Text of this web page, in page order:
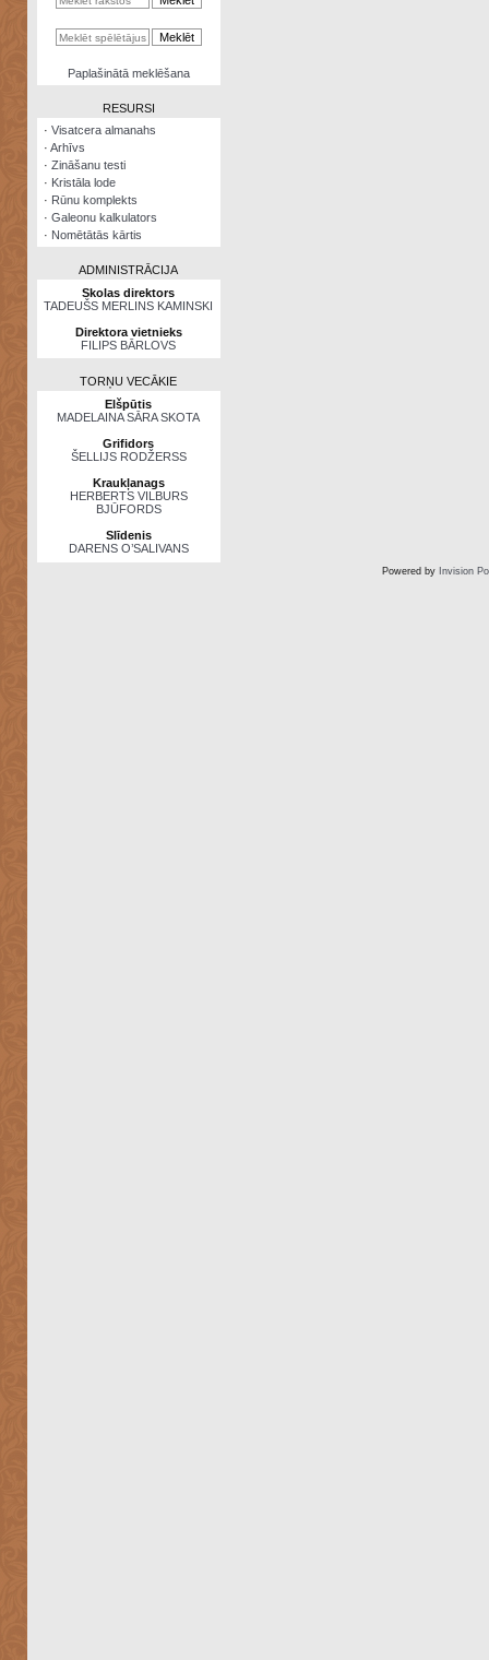
kalkulators
NomētātāsPaplašinātā meklēšana
RESURSI
· Visatcera almanahs
· Arhīvs
· Zināšanu testi
· Kristāla lode
· Rūnu komplekts
· Galeonu kalkulators
· Nomētātās kārtis
ADMINISTRĀCIJA
Skolas direktors
TADEUŠS MERLINS KAMINSKI
Direktora vietnieks
FILIPS BĀRLOVS
TORŅU VECĀKIE
Elšpūtis
MADELAINA SĀRA SKOTA
Grifidors
ŠELLIJS RODŽERSS
Kraukļanags
HERBERTS VILBURS
BJŪFORDS
Slīdenis
DARENS O’SALIVANS
Powered by Invision